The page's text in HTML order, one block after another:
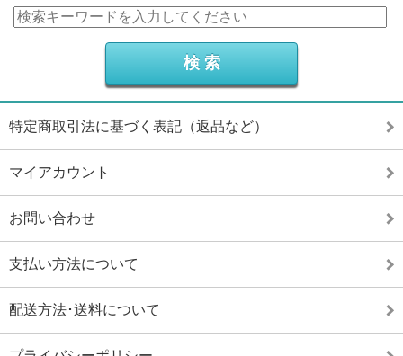
特定商取引法に基づく表記（返品など）
マイアカウント
お問い合わせ
支払い方法について
配送方法･送料について